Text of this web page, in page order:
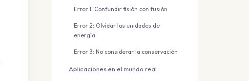
Error 1: Confundir fisión con fusión
Error 2: Olvidar las unidades de
energía
Error 3: No considerar la conservación
Aplicaciones en el mundo real